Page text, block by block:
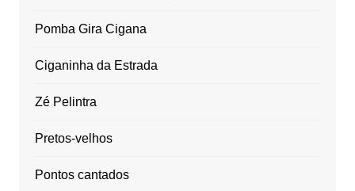
Pomba Gira Cigana
Ciganinha da Estrada
Zé Pelintra
Pretos-velhos
Pontos cantados